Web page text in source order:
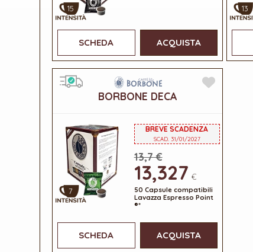
15
SCHEDA ACQUISTA
13
BORBONE DECA
7
BREVE SCADENZA
SCAD. 31/01/2027
13,7 €
13,327 €
50 Capsule compatibili
Lavazza Espresso Point
®*
SCHEDA ACQUISTA